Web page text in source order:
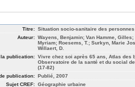
Titre: Situation socio-sanitaire des
Auteur: Wayens, Benjamin; Van Hamme,
Myriam; Roesems, T.; Surkyn, Marie
Willaert, D.
publication: Vivre chez soi après 65 ans, Atlas des
Observatoire de la santé et du social
(17-82)
publication: Publié, 2007
Sujet CREF: Géographie urbaine